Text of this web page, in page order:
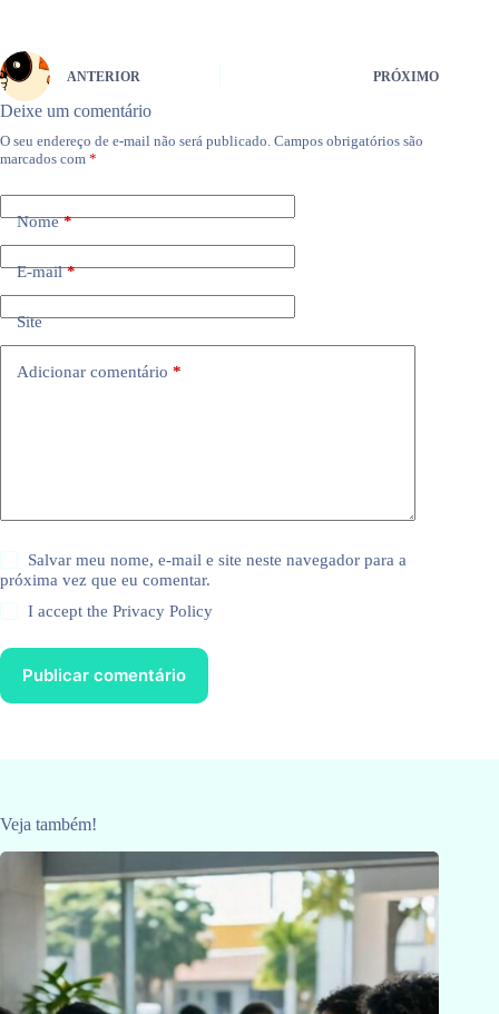
ANTERIOR PRÓXIMO
Deixe um comentário
O seu endereço de e-mail não será publicado. Campos obrigatórios são
marcados com *
Nome*
E-mail*
Site
Adicionar comentário *
Salvar meu nome, e-mail e site neste navegador para a
próxima vez que eu comentar.
I accept thePrivacy Policy
Publicar comentário
Veja também!